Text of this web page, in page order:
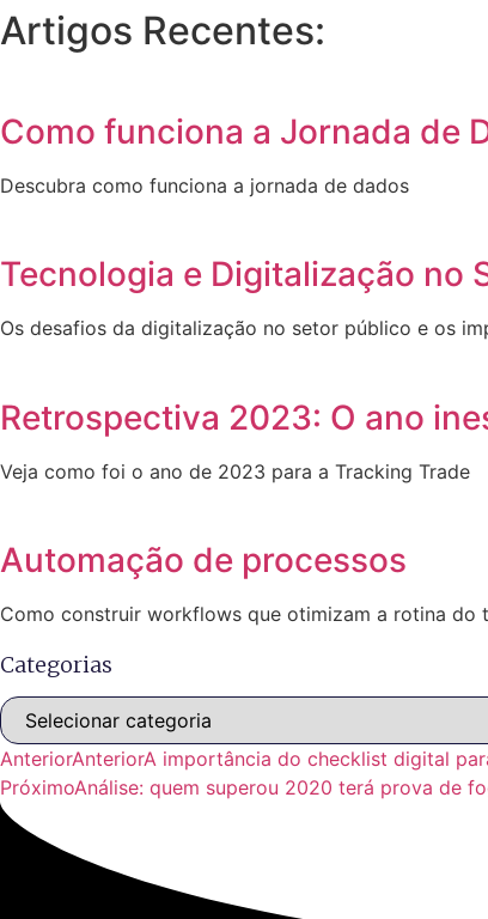
Artigos Recentes:
Como funciona a Jornada de
Descubra como funciona a jornada de dados
Tecnologia e Digitalização no
Os desafios da digitalização no setor público e os
Retrospectiva 2023: O ano
Veja como foi o ano de 2023 para a Tracking Trade
Automação de processos
Como construir workflows que otimizam a rotina do
Categorias
Categorias
AnteriorAnteriorA importância do checklist digital
PróximoAnálise: quem superou 2020 terá prova de